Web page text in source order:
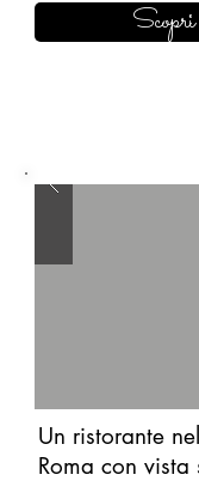
Un ristorante
Roma con